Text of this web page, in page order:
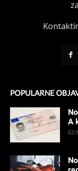
POPULARNE
A
02/